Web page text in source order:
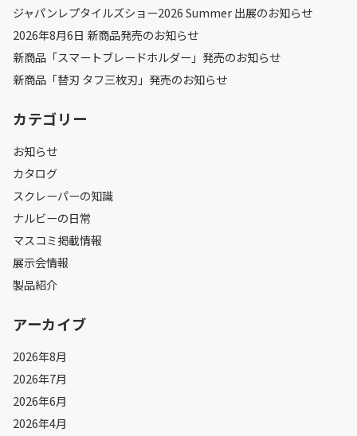
ジャパンレプタイルズショー2026 Summer 出展のお知らせ
2026年8月6日 新商品発売のお知らせ
新商品「スマートブレードホルダー」発売のお知らせ
新商品「替刃 タフ三枚刃」発売のお知らせ
カテゴリー
お知らせ
カタログ
スクレーパーの知識
ナルビーの日常
マスコミ掲載情報
展示会情報
製品紹介
アーカイブ
2026年8月
2026年7月
2026年6月
2026年4月